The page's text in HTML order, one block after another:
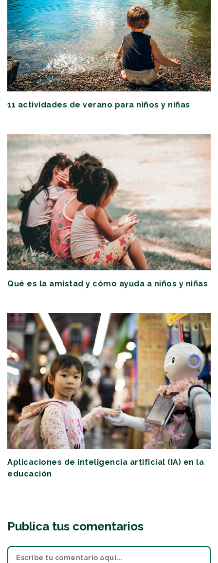
11 actividades de verano para niños y niñas
Qué es la amistad y cómo ayuda a niños y niñas
Aplicaciones de inteligencia artificial (IA) en la
educación
Publica tus comentarios